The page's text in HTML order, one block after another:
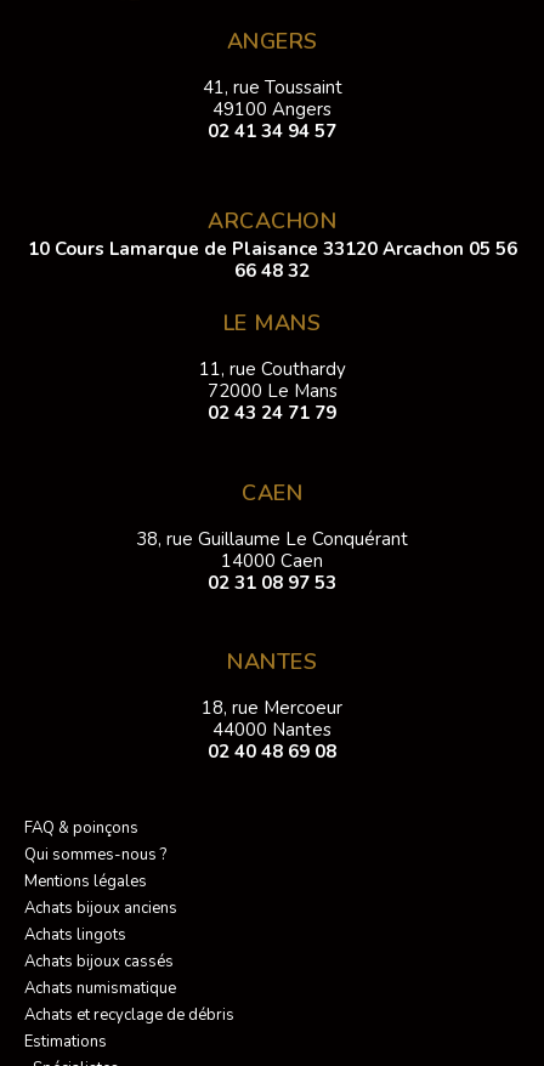
ANGERS
41, rue Toussaint
49100 Angers
02 41 34 94 57
ARCACHON
10 Cours Lamarque de Plaisance 33120 Arcachon 05 56
66 48 32
LE MANS
11, rue Couthardy
72000 Le Mans
02 43 24 71 79
CAEN
38, rue Guillaume Le Conquérant
14000 Caen
02 31 08 97 53
NANTES
18, rue Mercoeur
44000 Nantes
02 40 48 69 08
FAQ & poinçons
Qui sommes-nous ?
Mentions légales
Achats bijoux anciens
Achats lingots
Achats bijoux cassés
Achats numismatique
Achats et recyclage de débris
Estimations